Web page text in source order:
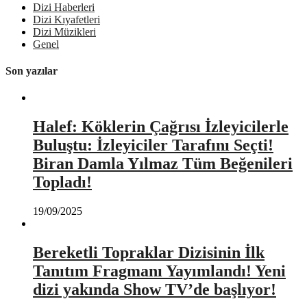
Dizi Haberleri
Dizi Kıyafetleri
Dizi Müzikleri
Genel
Son yazılar
Halef: Köklerin Çağrısı İzleyicilerle
Buluştu: İzleyiciler Tarafını Seçti!
Biran Damla Yılmaz Tüm Beğenileri
Topladı!
19/09/2025
Bereketli Topraklar Dizisinin İlk
Tanıtım Fragmanı Yayımlandı! Yeni
dizi yakında Show TV’de başlıyor!